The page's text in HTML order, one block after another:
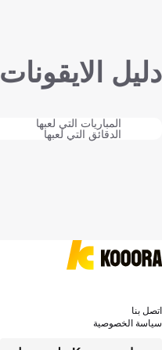
دليل الايقونات
المباريات التي لعبها
الدقائق التي لعبها
اتصل بنا
سياسة الخصوصية